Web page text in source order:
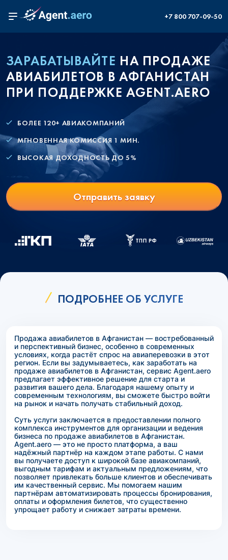
+7 800 707-09-50
ЗАРАБАТЫВАЙТЕ НА ПРОДАЖЕ
АВИАБИЛЕТОВ В АФГАНИСТАН
ПРИ ПОДДЕРЖКЕ AGENT.AERO
БОЛЕЕ 120+ АВИАКОМПАНИЙ
МГНОВЕННАЯ КОМИССИЯ 1 МИН.
ВЫСОКАЯ ДОХОДНОСТЬ ДО 5%
Отправить заявку
ПОДРОБНЕЕ ОБ УСЛУГЕ
Продажа авиабилетов в Афганистан — востребованный
и перспективный бизнес, особенно в современных
условиях, когда растёт спрос на авиаперевозки в этот
регион. Если вы задумываетесь, как заработать на
продаже авиабилетов в Афганистан, сервис Agent.aero
предлагает эффективное решение для старта и
развития вашего дела. Благодаря нашему опыту и
современным технологиям, вы сможете быстро войти
на рынок и начать получать стабильный доход.
Суть услуги заключается в предоставлении полного
комплекса инструментов для организации и ведения
бизнеса по продаже авиабилетов в Афганистан.
Agent.aero — это не просто платформа, а ваш
надёжный партнёр на каждом этапе работы. С нами
вы получаете доступ к широкой базе авиакомпаний,
выгодным тарифам и актуальным предложениям, что
позволяет привлекать больше клиентов и обеспечивать
им качественный сервис. Мы помогаем нашим
партнёрам автоматизировать процессы бронирования,
оплаты и оформления билетов, что существенно
упрощает работу и снижает затраты времени.